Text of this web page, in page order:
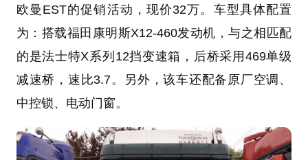
欧曼EST的促销活动，现价32万。车型具体配置
为：搭载福田康明斯X12-460发动机，与之相匹配
的是法士特X系列12挡变速箱，后桥采用469单级
减速桥，速比3.7。另外，该车还配备原厂空调、
中控锁、电动门窗。